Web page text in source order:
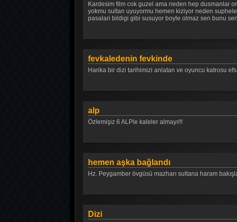
Kardesim film cok guzel ama neden hep dusmanlar
yokmu sultan uyuyormu hemen kiziyor neden
pasalari bildigi gibi susuyor boyle olmaz sen bunu
fevkaledenin fevkinde
Harika bir dizi tarihimizi anlatan ve oyuncu katrosu
alp
Özlemişiz 6 ALPle kaleler almayı!!!
hemen aşka bağlandı
Hz. Peygamber övgüsü mazharı sultana haram
Dizi